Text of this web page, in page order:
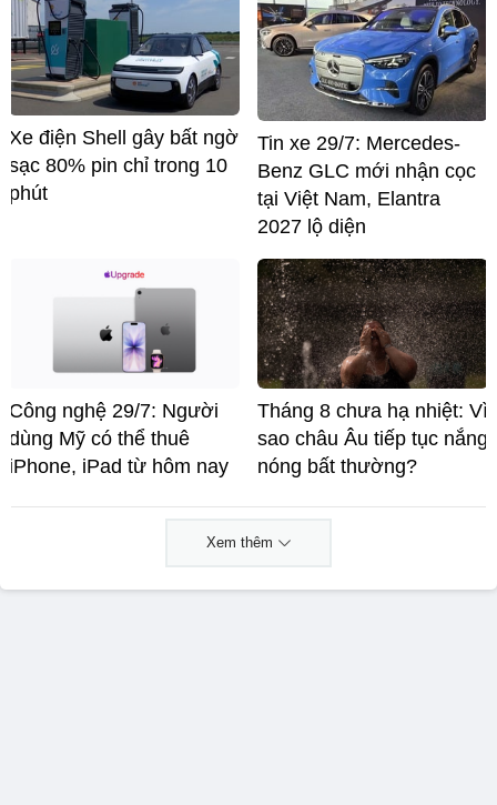
Xe điện Shell gây bất ngờ
sạc 80% pin chỉ trong 10
phút
Tin xe 29/7: Mercedes-
Benz GLC mới nhận cọc
tại Việt Nam, Elantra
2027 lộ diện
Công nghệ 29/7: Người
dùng Mỹ có thể thuê
iPhone, iPad từ hôm nay
Tháng 8 chưa hạ nhiệt: Vì
sao châu Âu tiếp tục nắng
nóng bất thường?
Xem thêm